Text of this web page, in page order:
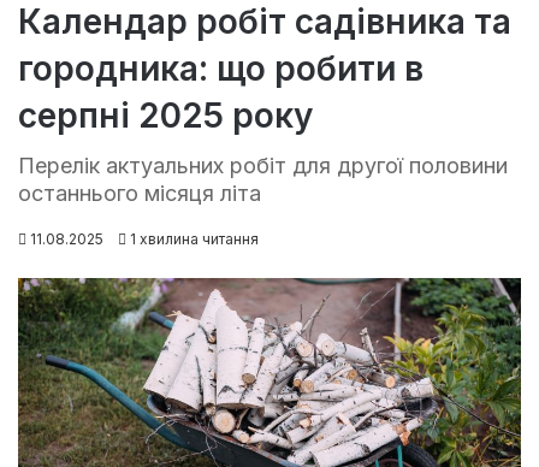
Календар робіт садівника та
городника: що робити в
серпні 2025 року
Перелік актуальних робіт для другої половини
останнього місяця літа
11.08.2025 1 хвилина читання